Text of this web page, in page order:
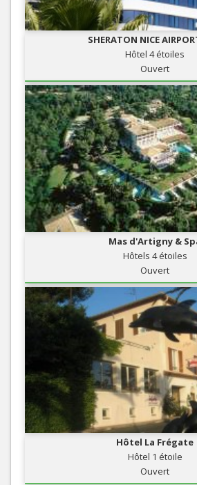
SHERATON NICE
Hôtel 4 étoiles
Ouvert
Mas d'Artigny &
Hôtels 4 étoiles
Ouvert
Hôtel La Frégate
Hôtel 1 étoile
Ouvert